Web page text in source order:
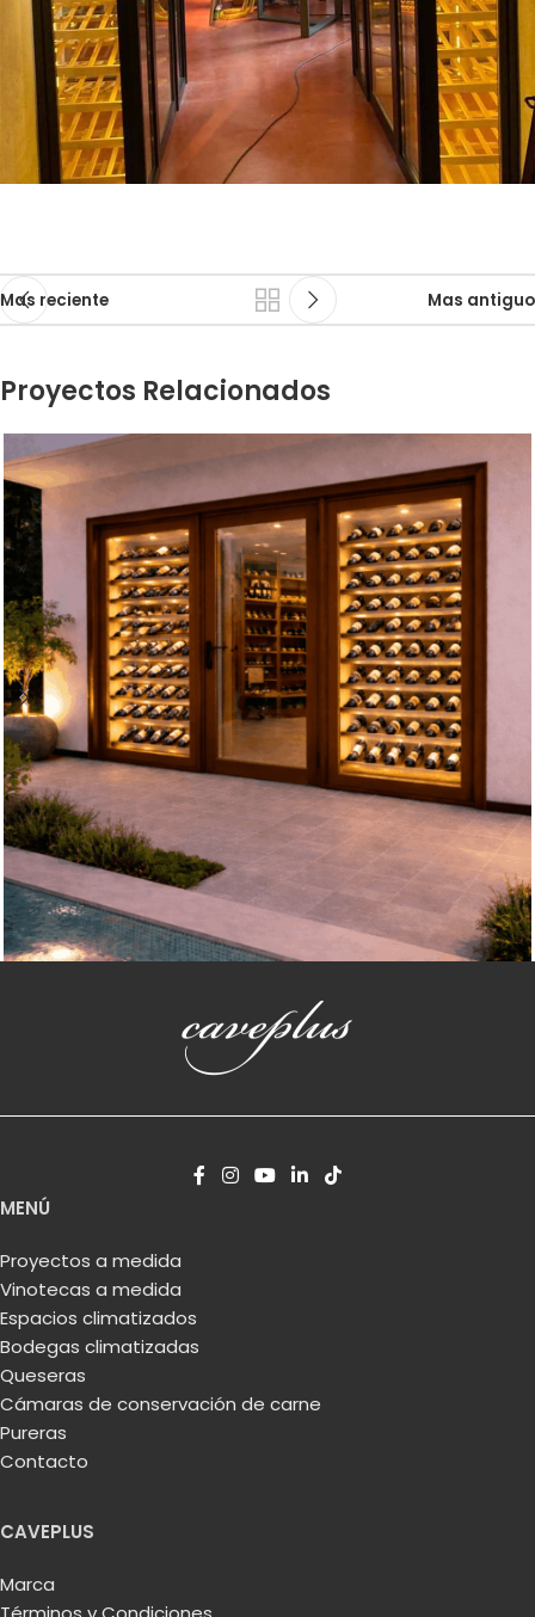
Mas reciente Mas antiguo
Proyectos Relacionados
Espacio Climatizado Chalet Navaluenga Ávila
MENÚ
Proyectos a medida
Vinotecas a medida
Espacios climatizados
Bodegas climatizadas
Queseras
Cámaras de conservación de carne
Pureras
Contacto
CAVEPLUS
Marca